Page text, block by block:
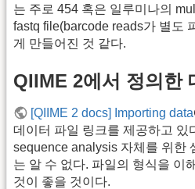
는 주로 454 혹은 일루미나의
fastq file(barcode reads가 별도
게 만들어진 것 같다.
QIIME 2에서 정의한
[QIIME 2 docs] Importing data
데이터 파일 링크를 제공하고 있
sequence analysis 자체를 위한
는 알 수 없다. 파일의 형식을 이
것이 좋을 것이다.